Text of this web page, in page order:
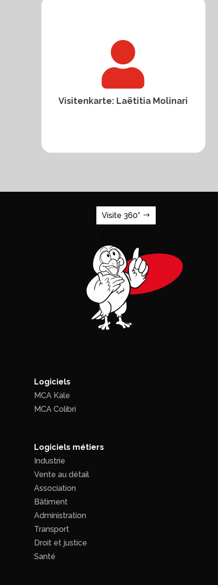

Visitenkarte: Laëtitia Molinari
Visite 360°
Logiciels
MCA Kale
MCA Colibri
Logiciels métiers
Industrie
Vente au détail
Association
Bâtiment
Administration
Transport
Droit et justice
Santé